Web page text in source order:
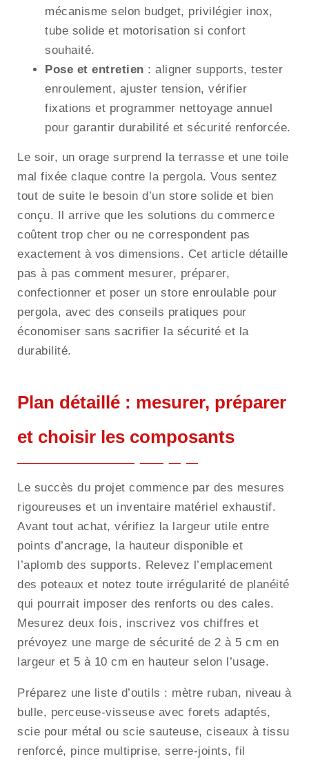
mécanisme selon budget, privilégier inox,
tube solide et motorisation si confort
souhaité.
Pose et entretien : aligner supports, tester
enroulement, ajuster tension, vérifier
fixations et programmer nettoyage annuel
pour garantir durabilité et sécurité renforcée.
Le soir, un orage surprend la terrasse et une toile
mal fixée claque contre la pergola. Vous sentez
tout de suite le besoin d’un store solide et bien
conçu. Il arrive que les solutions du commerce
coûtent trop cher ou ne correspondent pas
exactement à vos dimensions. Cet article détaille
pas à pas comment mesurer, préparer,
confectionner et poser un store enroulable pour
pergola, avec des conseils pratiques pour
économiser sans sacrifier la sécurité et la
durabilité.
Plan détaillé : mesurer, préparer
et choisir les composants
Le succès du projet commence par des mesures
rigoureuses et un inventaire matériel exhaustif.
Avant tout achat, vérifiez la largeur utile entre
points d’ancrage, la hauteur disponible et
l’aplomb des supports. Relevez l’emplacement
des poteaux et notez toute irrégularité de planéité
qui pourrait imposer des renforts ou des cales.
Mesurez deux fois, inscrivez vos chiffres et
prévoyez une marge de sécurité de 2 à 5 cm en
largeur et 5 à 10 cm en hauteur selon l’usage.
Préparez une liste d’outils : mètre ruban, niveau à
bulle, perceuse-visseuse avec forets adaptés,
scie pour métal ou scie sauteuse, ciseaux à tissu
renforcé, pince multiprise, serre-joints, fil